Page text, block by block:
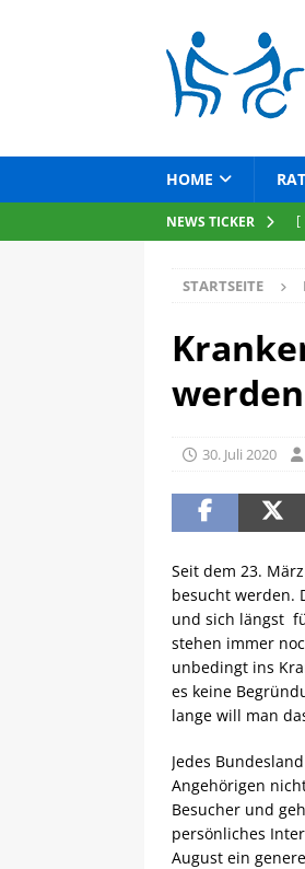
HOME
NEWS TICKER [
STARTSEITE
30. Juli 2020
Seit dem 23.
besucht werden.
und sich längst
stehen immer
unbedingt ins
es keine
lange will man
Jedes
Angehörigen
Besucher und
persönliches
August ein